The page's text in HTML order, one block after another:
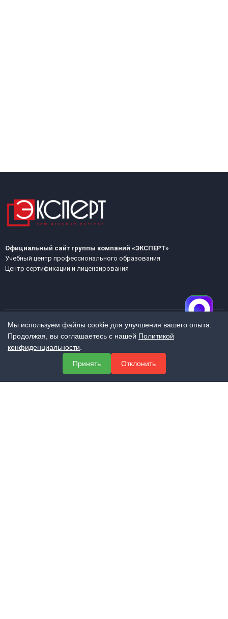
Официальный сайт группы компаний «ЭКСПЕРТ»
Учебный центр профессионального образования
Центр сертификации и лицензирования
МЕНЮ
Мы используем файлы cookie для улучшения вашего опыта.
Продолжая, вы соглашаетесь с нашей Политикой
конфиденциальности
Принять
Отклонить